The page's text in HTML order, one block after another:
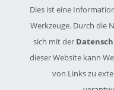
Dies ist eine
Werkzeuge. Durch die
sich mit der
dieser Website kann
von Links zu